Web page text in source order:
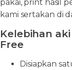
pakai, print hasil
kami sertakan di
Kelebihan
Free
Disiapkan